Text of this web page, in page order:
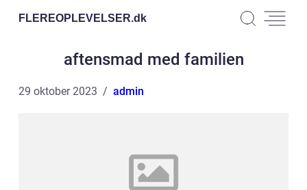
FLEREOPLEVELSER.dk
aftensmad med familien
29 oktober 2023 admin